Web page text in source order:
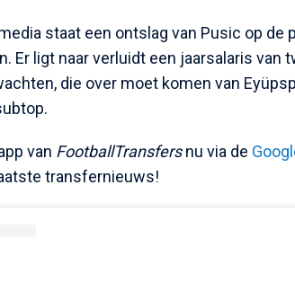
staat een ontslag van Pusic op de
Er ligt naar verluidt een jaarsalaris van
die over moet komen van
van FootballTransfersnu via de
transfernieuws!